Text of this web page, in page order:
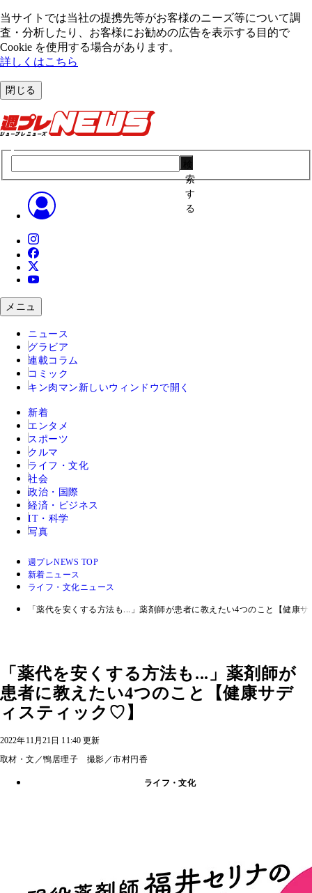
当サイトでは当社の提携先等がお客様のニーズ等について調
査・分析したり、お客様にお勧めの広告を表⽰する⽬的で
Cookie を使⽤する場合があります。
詳しくはこちら
閉じる
索
す
る
メニュ
ニュース
グラビア
連載コラム
コミック
キン肉マン 新しいウィンドウで開く
新着
エンタメ
スポーツ
クルマ
ライフ・文化
社会
政治・国際
経済・ビジネス
IT・科学
写真
週プレNEWS TOP
新着ニュース
ライフ・文化ニュース
「薬代を安くする方法も...」薬剤師が患者に教えたい4つのこと【健康
「薬代を安くする方法も...」薬剤師が
患者に教えたい4つのこと【健康サデ
ィスティック♡】
2022年11月21日 11:40 更新
取材・文／鴨居理子 撮影／市村円香
ライフ・文化